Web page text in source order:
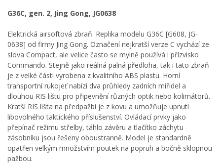
G36C, gen. 2, Jing Gong, JG0638
Elektrická airsoftová zbraň. Replika modelu G36C [G608, JG-
0638] od firmy Jing Gong. Označení nejkratší verze C vychází ze
slova Compact, ale velice často se mylně používá i přízvisko
Commando. Stejně jako reálná palná předloha, tak i tato zbraň
je z velké části vyrobena z kvalitního ABS plastu. Horní
transportní rukojeť nabízí dva průhledy zadních mířidel a
dlouhou RIS lištu pro připevnění různých optik nebo kolimátorů.
Kratší RIS lišta na předpažbí je z kovu a umožňuje upnutí
libovolného taktického příslušenství. Ovládací prvky jako
přepínač režimu střelby, táhlo závěru a tlačítko záchytu
zásobníku jsou řešeny oboustranně. Model je standardně
opatřen velkým množstvím poutek na popruh a bočně sklopnou
pažbou.